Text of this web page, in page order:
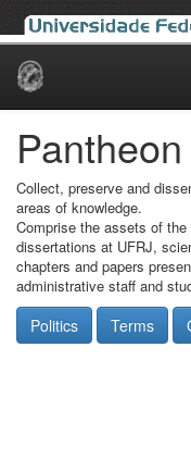
Skip
Pantheon
Collect, preserve and
areas of knowledge.
Comprise the assets of
dissertations at UFRJ,
chapters and papers
administrative staff and
Politics Terms